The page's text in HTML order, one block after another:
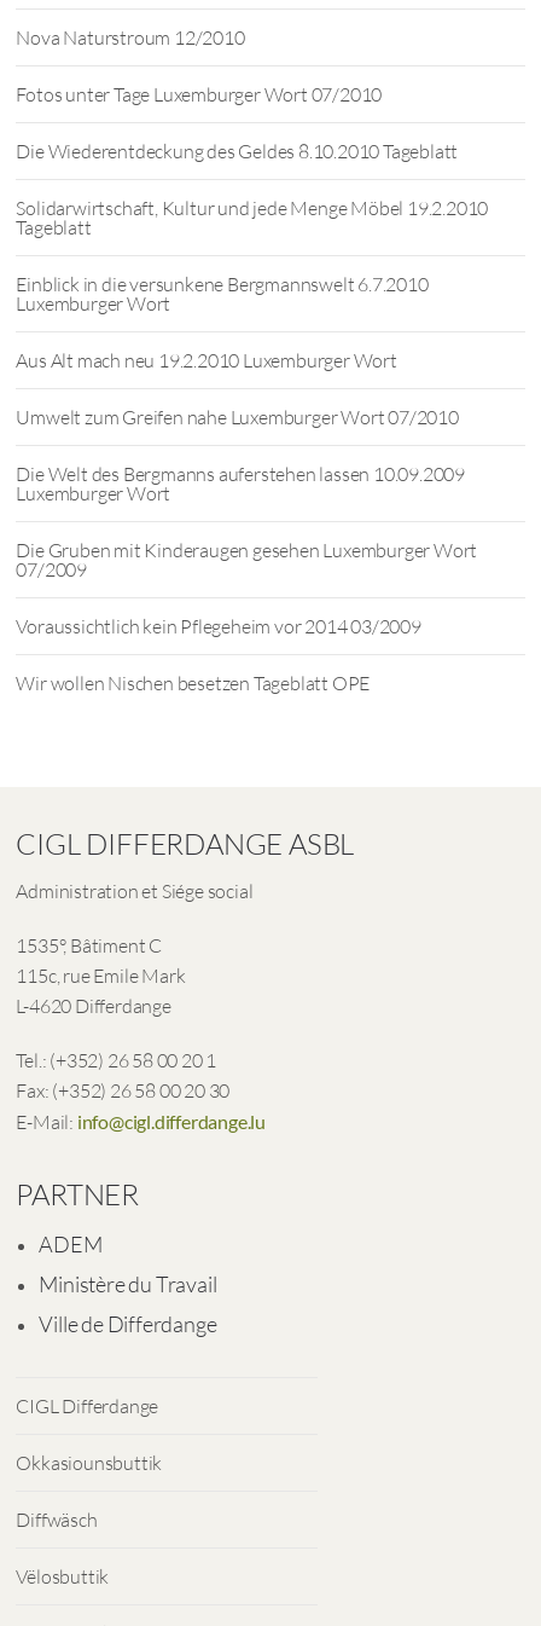
Nova Naturstroum 12/2010
Fotos unter Tage Luxemburger Wort 07/2010
Die Wiederentdeckung des Geldes 8.10.2010 Tageblatt
Solidarwirtschaft, Kultur und jede Menge Möbel 19.2.2010
Tageblatt
Einblick in die versunkene Bergmannswelt 6.7.2010
Luxemburger Wort
Aus Alt mach neu 19.2.2010 Luxemburger Wort
Umwelt zum Greifen nahe Luxemburger Wort 07/2010
Die Welt des Bergmanns auferstehen lassen 10.09.2009
Luxemburger Wort
Die Gruben mit Kinderaugen gesehen Luxemburger Wort
07/2009
Voraussichtlich kein Pflegeheim vor 2014 03/2009
Wir wollen Nischen besetzen Tageblatt OPE
CIGL DIFFERDANGE ASBL
Administration et Siége social
1535°, Bâtiment C
115c, rue Emile Mark
L-4620 Differdange
Tel.: (+352) 26 58 00 20 1
Fax: (+352) 26 58 00 20 30
E-Mail: info@cigl.differdange.lu
PARTNER
ADEM
Ministère du Travail
Ville de Differdange
CIGL Differdange
Okkasiounsbuttik
Diffwäsch
Vëlosbuttik